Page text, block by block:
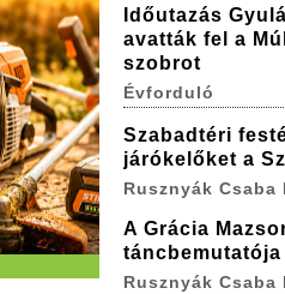
Időutazás
avatták fel a
szobrot
Évforduló
Szabadtéri
járókelőket a
Rusznyák
A Grácia
Rusznyák